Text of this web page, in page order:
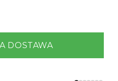
DOSTAWA